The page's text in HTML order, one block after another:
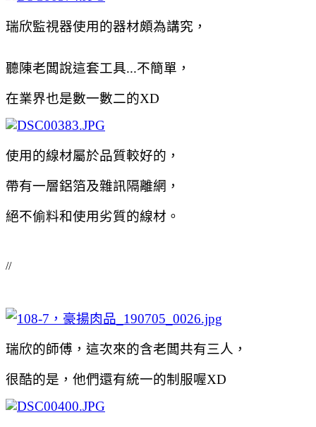
瑞欣監視器使用的器材頗為講究，
聽陳老闆說這套工具...不簡單，
在業界也是數一數二的XD
使用的線材屬於品質較好的，
帶有一層鋁箔及雜訊隔離網，
絕不偷料和使用劣質的線材。
//
瑞欣的師傅，這次來的含老闆共有三人，
很酷的是，他們還有統一的制服喔XD